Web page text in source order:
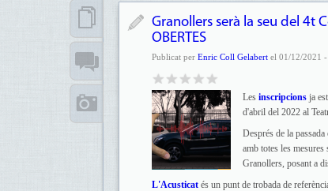
Granollers serà la seu del 4t
OBERTES
Publicat per Enric Coll Gelabert el 01/12/2021
Les inscripcions ja
d'abril del 2022 al
Després de la
amb totes les
Granollers, posant a
L'Acusticat és un punt de trobada de